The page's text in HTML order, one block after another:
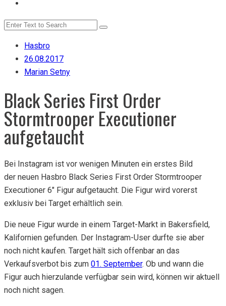
Hasbro
26.08.2017
Marian Setny
Black Series First Order
Stormtrooper Executioner
aufgetaucht
Bei Instagram ist vor wenigen Minuten ein erstes Bild
der neuen Hasbro Black Series First Order Stormtrooper
Executioner 6″ Figur aufgetaucht. Die Figur wird vorerst
exklusiv bei Target erhältlich sein.
Die neue Figur wurde in einem Target-Markt in Bakersfield,
Kalifornien gefunden. Der Instagram-User durfte sie aber
noch nicht kaufen. Target hält sich offenbar an das
Verkaufsverbot bis zum 01. September. Ob und wann die
Figur auch hierzulande verfügbar sein wird, können wir aktuell
noch nicht sagen.